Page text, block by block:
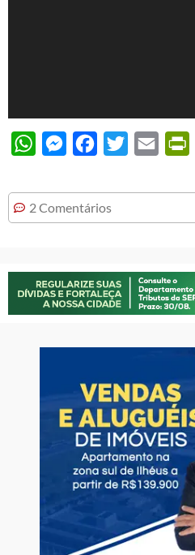
WhatsAppMessengerFacebook
Twitter Email
2 Comentários